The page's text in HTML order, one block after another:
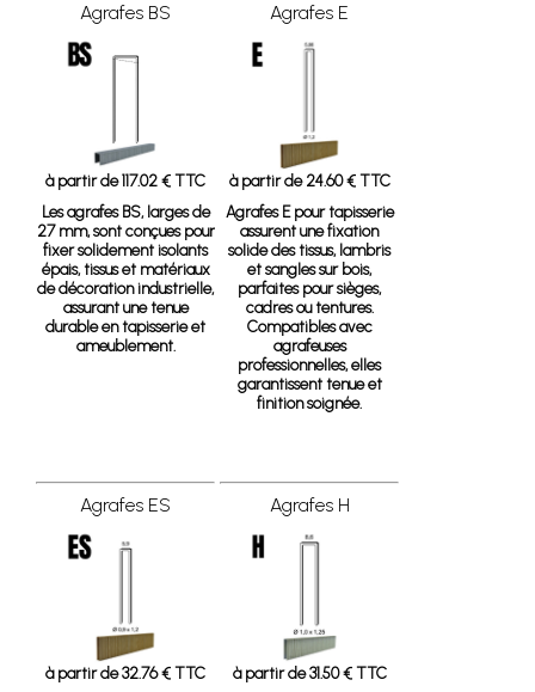
Agrafes BS
à partir de 117.02 € TTC
Les agrafes BS, larges de
27 mm, sont conçues pour
fixer solidement isolants
épais, tissus et matériaux
de décoration industrielle,
assurant une tenue
durable en tapisserie et
ameublement.
Agrafes E
à partir de 24.60 € TTC
Agrafes E pour tapisserie
assurent une fixation
solide des tissus, lambris
et sangles sur bois,
parfaites pour sièges,
cadres ou tentures.
Compatibles avec
agrafeuses
professionnelles, elles
garantissent tenue et
finition soignée.
Agrafes ES
à partir de 32.76 € TTC
Agrafes H
à partir de 31.50 € TTC